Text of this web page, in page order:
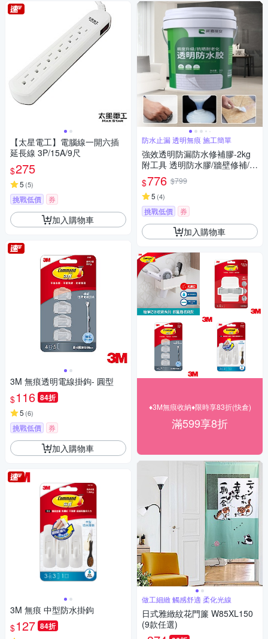
【太星電工】電腦線一開六插
延長線 3P/15A/9尺
$275
5 (5)
挑戰低價 券
加入購物車
3M 無痕透明電線掛鉤- 圓型
$116 84折
5 (6)
挑戰低價 券
加入購物車
3M 無痕 中型防水掛鉤
$127 84折
防水止漏 透明無痕 施工簡單
強效透明防漏防水修補膠-2kg
附工具 透明防水膠/牆壁修補/補
漏防水塗料
$776 $799
5 (4)
挑戰低價 券
加入購物車
♦3M無痕收納♦限時享83折(快倉)
滿599享8折
做工細緻 觸感舒適 柔化光線
日式雅緻紋花門簾 W85XL150
(9款任選)